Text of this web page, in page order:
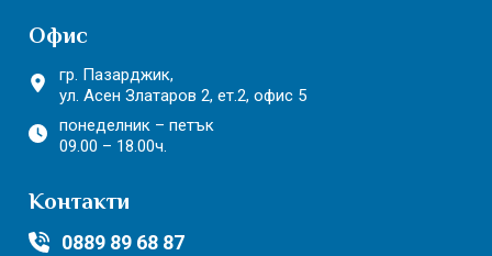
Офис
гр. Пазарджик,
ул. Асен Златаров 2, ет.2, офис 5
понеделник – петък
09.00 – 18.00ч.
Контакти
0889 89 68 87